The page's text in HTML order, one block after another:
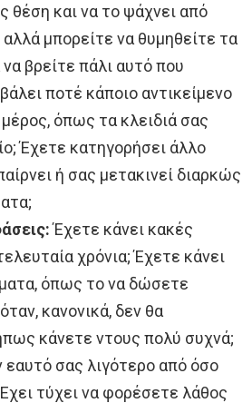
θέση και να το ψάχνει από
αλλά μπορείτε να θυμηθείτε τα
βρείτε πάλι αυτό που
ποτέ κάποιο αντικείμενο
όπως τα κλειδιά σας
Έχετε κατηγορήσει άλλο
ή σας μετακινεί διαρκώς
Έχετε κάνει κακές
χρόνια; Έχετε κάνει
όπως το να δώσετε
κανονικά, δεν θα
κάνετε ντους πολύ συχνά;
σας λιγότερο από όσο
τύχει να φορέσετε λάθος